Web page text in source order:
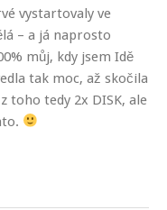
vystartovaly ve
– a já naprosto
můj, kdy jsem Idě
tak moc, až skočila
toho tedy 2x DISK, ale